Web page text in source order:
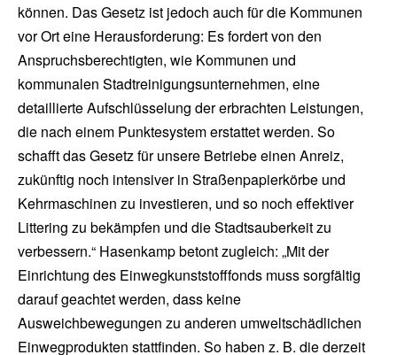
können. Das Gesetz ist jedoch auch für die Kommunen
vor Ort eine Herausforderung: Es fordert von den
Anspruchsberechtigten, wie Kommunen und
kommunalen Stadtreinigungsunternehmen, eine
detaillierte Aufschlüsselung der erbrachten Leistungen,
die nach einem Punktesystem erstattet werden. So
schafft das Gesetz für unsere Betriebe einen Anreiz,
zukünftig noch intensiver in Straßenpapierkörbe und
Kehrmaschinen zu investieren, und so noch effektiver
Littering zu bekämpfen und die Stadtsauberkeit zu
verbessern.“ Hasenkamp betont zugleich: „Mit der
Einrichtung des Einwegkunststofffonds muss sorgfältig
darauf geachtet werden, dass keine
Ausweichbewegungen zu anderen umweltschädlichen
Einwegprodukten stattfinden. So haben z. B. die derzeit